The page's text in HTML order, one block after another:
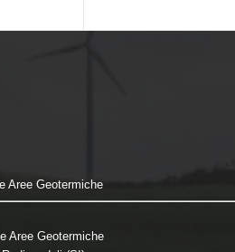
Aree Geotermiche
Aree Geotermiche